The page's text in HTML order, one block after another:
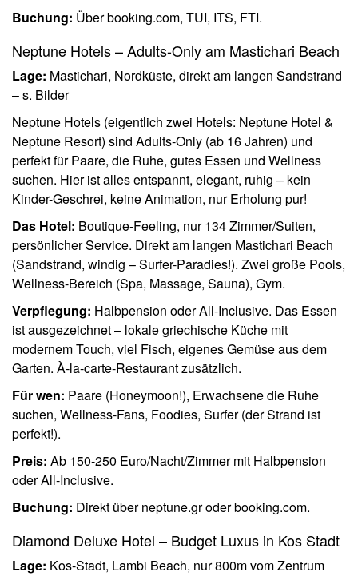
Buchung: Über booking.com, TUI, ITS, FTI.
Neptune Hotels – Adults-Only am Mastichari Beach
Lage: Mastichari, Nordküste, direkt am langen Sandstrand
– s. Bilder
Neptune Hotels (eigentlich zwei Hotels: Neptune Hotel &
Neptune Resort) sind Adults-Only (ab 16 Jahren) und
perfekt für Paare, die Ruhe, gutes Essen und Wellness
suchen. Hier ist alles entspannt, elegant, ruhig – kein
Kinder-Geschrei, keine Animation, nur Erholung pur!
Das Hotel: Boutique-Feeling, nur 134 Zimmer/Suiten,
persönlicher Service. Direkt am langen Mastichari Beach
(Sandstrand, windig – Surfer-Paradies!). Zwei große Pools,
Wellness-Bereich (Spa, Massage, Sauna), Gym.
Verpflegung: Halbpension oder All-Inclusive. Das Essen
ist ausgezeichnet – lokale griechische Küche mit
modernem Touch, viel Fisch, eigenes Gemüse aus dem
Garten. À-la-carte-Restaurant zusätzlich.
Für wen: Paare (Honeymoon!), Erwachsene die Ruhe
suchen, Wellness-Fans, Foodies, Surfer (der Strand ist
perfekt!).
Preis: Ab 150-250 Euro/Nacht/Zimmer mit Halbpension
oder All-Inclusive.
Buchung: Direkt über neptune.gr oder booking.com.
Diamond Deluxe Hotel – Budget Luxus in Kos Stadt
Lage: Kos-Stadt, Lambi Beach, nur 800m vom Zentrum